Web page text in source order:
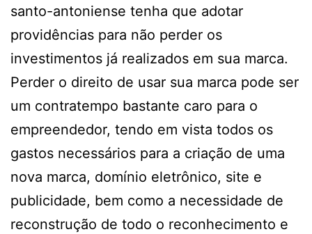
santo-antoniense tenha que adotar
providências para não perder os
investimentos já realizados em sua marca.
Perder o direito de usar sua marca pode ser
um contratempo bastante caro para o
empreendedor, tendo em vista todos os
gastos necessários para a criação de uma
nova marca, domínio eletrônico, site e
publicidade, bem como a necessidade de
reconstrução de todo o reconhecimento e